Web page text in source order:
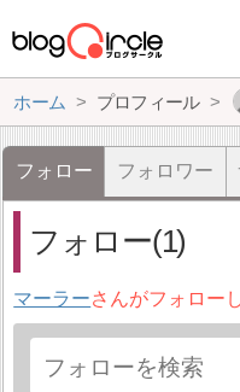
ホーム プロフィール
フォロー フォロワー
フォロー(1)
マーラーさんがフォロー